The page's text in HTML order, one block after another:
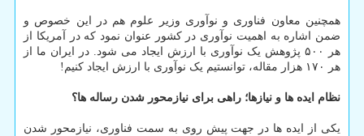
همچنین معاون فناوری و نوآوری وزیر علوم هم در این خصوص و
ضمن اشاره به اهمیت نوآوری در کشور عنوان نمود که در آمریکا از
هر ۵۰۰ پژوهش یک نوآوری با ارزش ایجاد می شود. در ایران ما از
هر ۱۷۰ هزار مقاله، توانستیم یک نوآوری با ارزش ایجاد کنیم!
نظام ایده ها و نیازها؛ راهی برای نیازمحور شدن رساله ها؟
یکی از ایده ها در جهت پیش روی به سمت فناوری، نیازمحور شدن